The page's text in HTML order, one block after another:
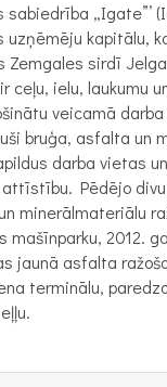
sabiedrība „Igate”’
kapitālu,
Zemgales sirdī
ceļu, ielu, laukumu
veicamā
bruģa, asfalta un
darba vietas
Pēdējo
minerālmateriālu
mašīnparku, 2012.
jaunā asfalta
terminālu,